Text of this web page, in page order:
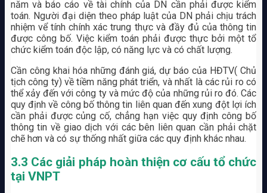
năm và báo cáo về tài chính của DN cần phải được kiểm
toán. Người đại diện theo pháp luật của DN phải chịu trách
nhiệm vể tính chính xác trung thực và đầy đủ của thông tin
được công bố. Việc kiểm toán phải được thực bởi một tổ
chức kiểm toán độc lập, có năng lực và có chất lượng.
Cần công khai hóa những đánh giá, dự báo của HĐTV( Chủ
tịch công ty) về tiềm năng phát triển, và nhất là các rủi ro có
thể xảy đến với công ty và mức độ của những rủi ro đó. Các
quy định về công bố thông tin liên quan đến xung đột lợi ích
cần phải được củng cố, chẳng hạn việc quy định công bố
thông tin về giao dịch với các bên liên quan cần phải chặt
chẽ hơn và có sự thống nhất giữa các quy định khác nhau.
3.3 Các giải pháp hoàn thiện cơ cấu tổ chức
tại VNPT